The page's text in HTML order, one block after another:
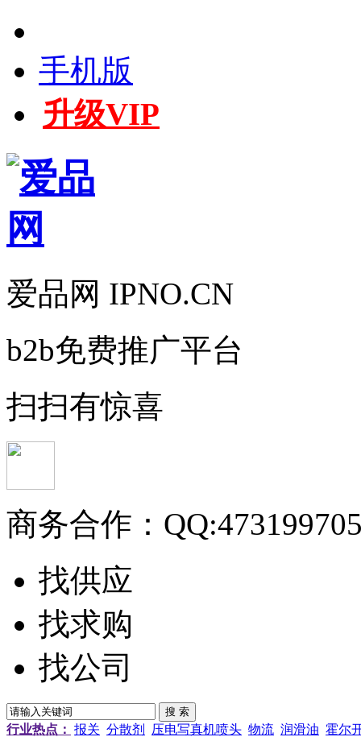
手机版
升级VIP
爱品网 IPNO.CN
b2b免费推广平台
扫扫有惊喜
商务合作：
找供应
找求购
找公司
行业热点： 报关 分散剂 压电写真机喷头 物流 润滑油 霍尔